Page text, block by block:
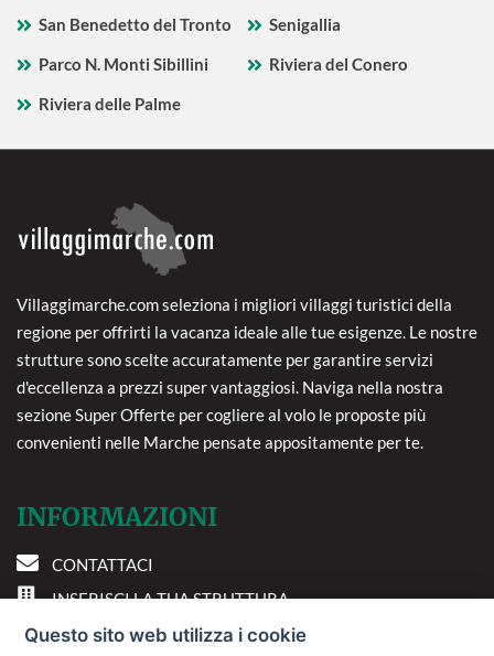
San Benedetto del Tronto
Senigallia
Parco N. Monti Sibillini
Riviera del Conero
Riviera delle Palme
Villaggimarche.com seleziona i migliori villaggi turistici della
regione per offrirti la vacanza ideale alle tue esigenze. Le nostre
strutture sono scelte accuratamente per garantire servizi
d'eccellenza a prezzi super vantaggiosi. Naviga nella nostra
sezione Super Offerte per cogliere al volo le proposte più
convenienti nelle Marche pensate appositamente per te.
INFORMAZIONI
CONTATTACI
INSERISCI LA TUA STRUTTURA
PREFERENZE COOKIE
Questo sito web utilizza i cookie